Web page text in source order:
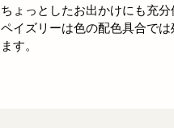
ちょっとしたお出かけにも充分
ペイズリーは色の配色具合で
ます。